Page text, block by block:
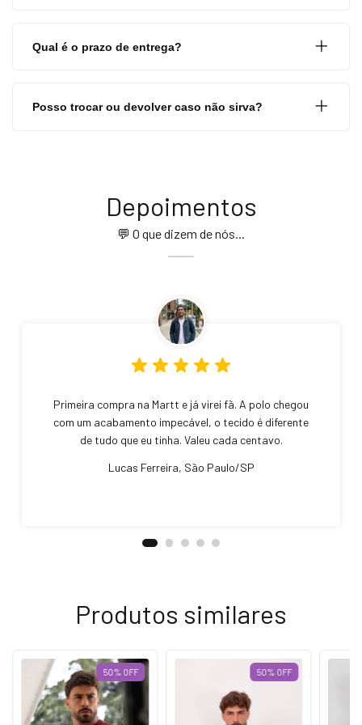
Qual é o prazo de entrega?
Posso trocar ou devolver caso não sirva?
Depoimentos
💬 O que dizem de nós...
Primeira compra na Martt e já virei fã. A polo chegou
com um acabamento impecável, o tecido é diferente
de tudo que eu tinha. Valeu cada centavo.
Lucas Ferreira, São Paulo/SP
Produtos similares
50% OFF 50% OFF